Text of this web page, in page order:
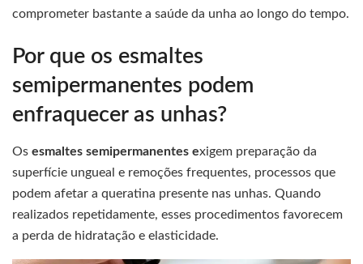
comprometer bastante a saúde da unha ao longo do tempo.
Por que os esmaltes
semipermanentes podem
enfraquecer as unhas?
Os esmaltes semipermanentes exigem preparação da
superfície ungueal e remoções frequentes, processos que
podem afetar a queratina presente nas unhas. Quando
realizados repetidamente, esses procedimentos favorecem
a perda de hidratação e elasticidade.